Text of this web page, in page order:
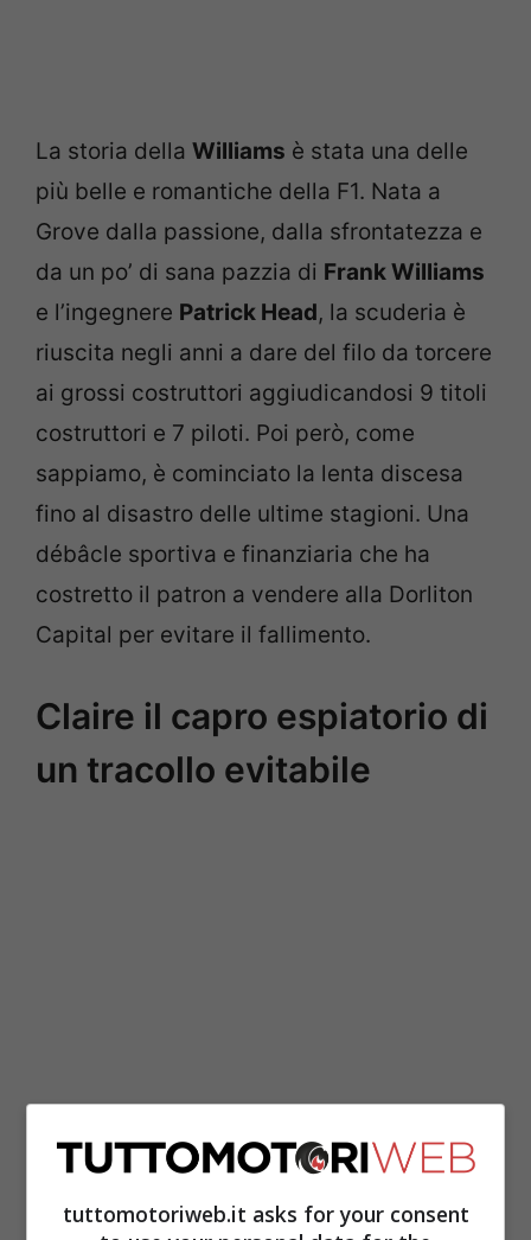
La storia della Williams è stata una delle
più belle e romantiche della F1. Nata a
Grove dalla passione, dalla sfrontatezza e
da un po’ di sana pazzia di Frank Williams
e l’ingegnere Patrick Head, la scuderia è
riuscita negli anni a dare del filo da torcere
ai grossi costruttori aggiudicandosi 9 titoli
costruttori e 7 piloti. Poi però, come
sappiamo, è cominciato la lenta discesa
fino al disastro delle ultime stagioni. Una
débâcle sportiva e finanziaria che ha
costretto il patron a vendere alla Dorliton
Capital per evitare il fallimento.
Claire il capro espiatorio di
un tracollo evitabile
Subentrata nel 2012 all’ormai anziano
alcuni, l’origine di buona parte dei mali.
tuttomotoriweb.it asks for your consent